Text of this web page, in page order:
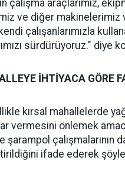
çalışma araçlarımız,
ve diğer makinelerimiz
çalışanlarımızla
sürdürüyoruz." diye
İHTİYACA GÖRE
kırsal mahallelerde
vermesini önlemek
şarampol çalışmalarının
ifade ederek